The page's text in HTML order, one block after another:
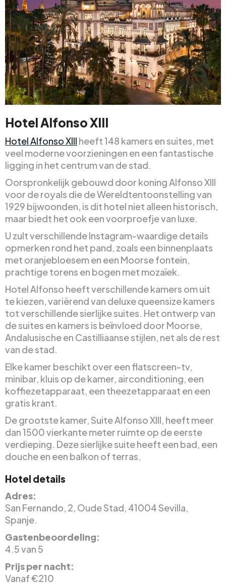
Hotel Alfonso XIII
Hotel Alfonso XIII heeft 148 kamers en suites, met
veel moderne voorzieningen en een fantastische
ligging in het centrum van de stad.
Oorspronkelijk gebouwd door koning Alfonso XIII
voor de royals die de Wereldtentoonstelling van
1929 bijwoonden, is dit hotel niet alleen historisch,
maar biedt het ook een voorproefje van luxe.
U zult verschillende Instagram-waardige details
opmerken rond het pand, zoals een binnenplaats
met oranjebloesem en een Moorse fontein,
prachtige torens en bogen met mozaïek.
Hotel Alfonso heeft verschillende kamers om uit
te kiezen, variërend van deluxe queensize kamers
tot verschillende sierlijke suites. Het ontwerp van
de suites en kamers is beïnvloed door Moorse,
Andalusische en Castilliaanse stijlen, net als de rest
van de stad.
Elke kamer beschikt over een flatscreen-tv,
minibar, kluis op de kamer, airconditioning, een
koffiezetapparaat, een theezetapparaat en een
gratis krant.
De grootste kamer, Suite Alfonso XIII, heeft meer
dan 1500 vierkante meter ruimte op de eerste
verdieping. Deze sierlijke suite heeft een bad, een
douche en een balkon of terras.
Hotel details
Adres:
San Fernando, 2, Oude Stad, 41004 Sevilla,
Spanje.
Gastenbeoordeling:
4.5 van 5
Prijs per nacht:
Vanaf €210